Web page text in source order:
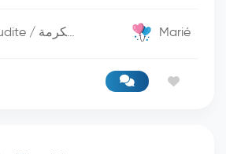
Arabie saoudite / مكة المكرمة Marié